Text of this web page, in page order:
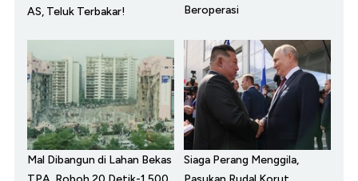
AS, Teluk Terbakar!
Beroperasi
Mal Dibangun di Lahan Bekas
Siaga Perang Menggila,